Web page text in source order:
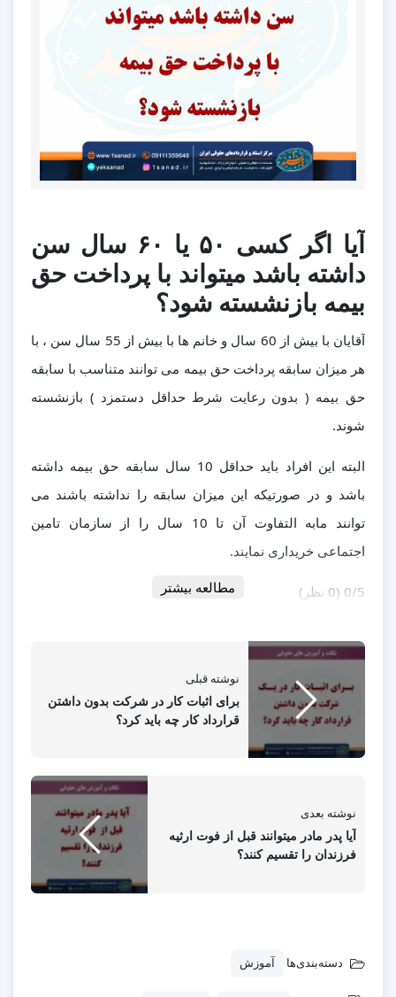
آیا اگر کسی ۵۰ یا ۶۰ سال سن
داشته باشد میتواند با پرداخت حق
بیمه بازنشسته شود؟
آقایان با بیش از 60 سال و خانم ها با بیش از 55 سال سن ، با
هر میزان سابقه پرداخت حق بیمه می توانند متناسب با سابقه
حق بیمه ( بدون رعایت شرط حداقل دستمزد ) بازنشسته
شوند.
البته این افراد باید حداقل 10 سال سابقه حق بیمه داشته
باشد و در صورتیکه این میزان سابقه را نداشته باشند می
توانند مابه التفاوت آن تا 10 سال را از سازمان تامین
اجتماعی خریداری نمایند.
‫0/5 ‫(0 نظر) مطالعه بیشتر
نوشته قبلی
برای اثبات کار در شرکت بدون داشتن
قرارداد کار چه باید کرد؟
نوشته بعدی
آیا پدر مادر میتوانند قبل از فوت ارثیه
فرزندان را تقسیم کنند؟
دسته‌بندی‌ها آموزش